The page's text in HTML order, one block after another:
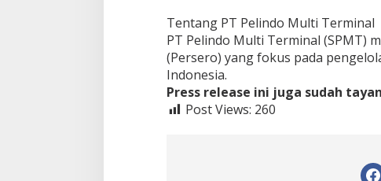
Tentang PT Pelindo Multi Terminal
PT Pelindo Multi Terminal (SPMT)
(Persero) yang fokus pada
Indonesia.
Press release ini juga sudah
Post Views: 260